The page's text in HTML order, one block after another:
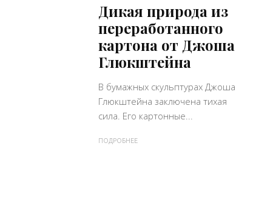
Дикая природа из
переработанного
картона от Джоша
Глюкштейна
В бумажных скульптурах Джоша
Глюкштейна заключена тихая
сила. Его картонные...
ПОДРОБНЕЕ